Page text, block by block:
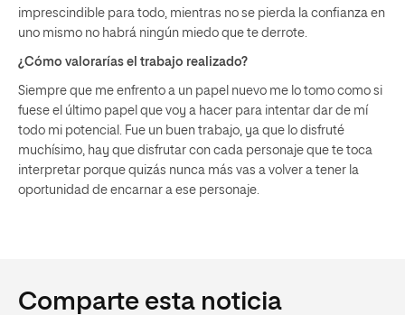
imprescindible para todo, mientras no se pierda la confianza en
uno mismo no habrá ningún miedo que te derrote.
¿Cómo valorarías el trabajo realizado?
Siempre que me enfrento a un papel nuevo me lo tomo como si
fuese el último papel que voy a hacer para intentar dar de mí
todo mi potencial. Fue un buen trabajo, ya que lo disfruté
muchísimo, hay que disfrutar con cada personaje que te toca
interpretar porque quizás nunca más vas a volver a tener la
oportunidad de encarnar a ese personaje.
Comparte esta noticia